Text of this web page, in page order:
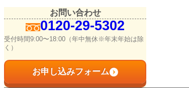
お問い合わせ
0120-29-5302
受付時間9:00〜18:00（年中無休※年末年始は除
く）
お申し込みフォーム